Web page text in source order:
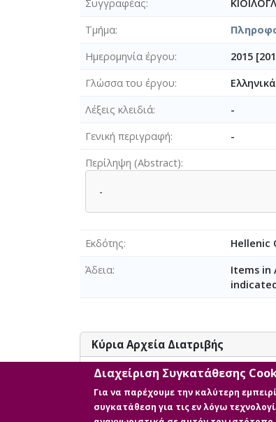
Συγγραφέας
Τμήμα
Ημερομηνία έργου
2015
Γλώσσα του έργου
Ελληνικά
Λέξεις κλειδιά
-
Γενική περιγραφή
-
Περίληψη (Abstract)
-
Εκδότης
Hellenic
Άδεια
Items in
Κύρια Αρχεία Διατριβής
Μελέτη και έλεγτος λειτοσργίας
Διαχείριση Συγκατάθεσης
Για να παρέχουμε την καλύτερη
συγκατάθεση για τις εν λόγω